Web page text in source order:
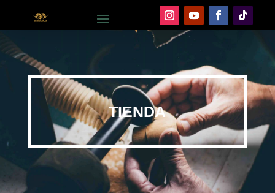
TIENDA